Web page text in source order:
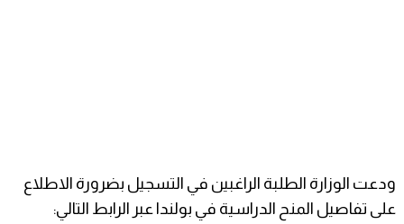
ودعت الوزارة الطلبة الراغبين في التسجيل بضرورة الاطلاع
على تفاصيل المنح الدراسية في بولندا عبر الرابط التالي: